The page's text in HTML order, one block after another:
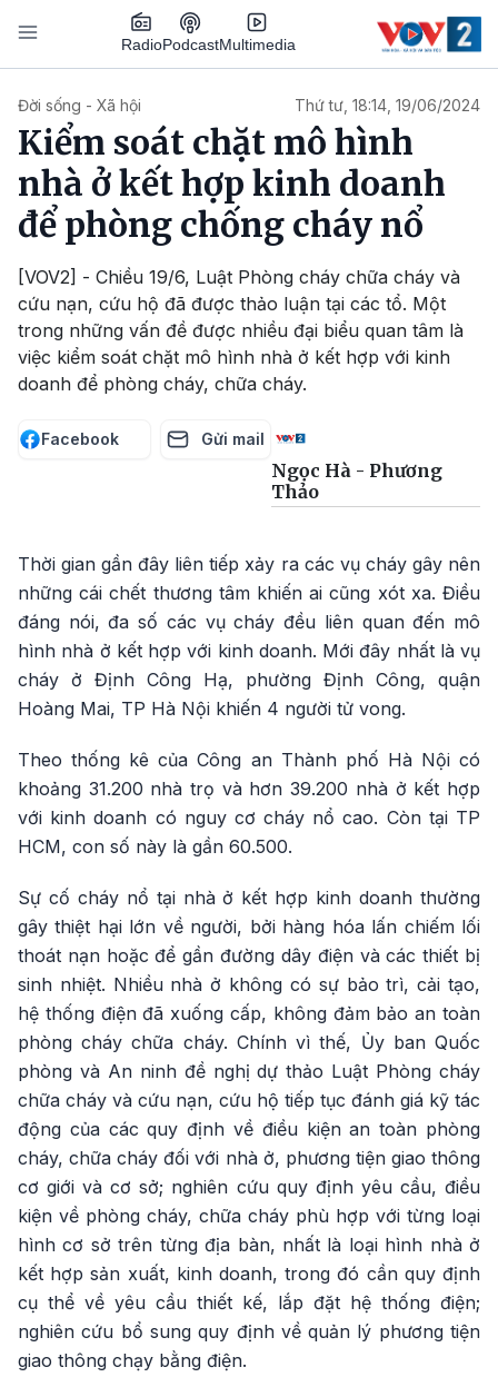
Nhảy đến nội dung
RadioPodcastMultimedia
Đời sống - Xã hội Thứ tư, 18:14, 19/06/2024
Kiểm soát chặt mô hình
nhà ở kết hợp kinh doanh
để phòng chống cháy nổ
[VOV2] - Chiều 19/6, Luật Phòng cháy chữa cháy và
cứu nạn, cứu hộ đã được thảo luận tại các tổ. Một
trong những vấn đề được nhiều đại biểu quan tâm là
việc kiểm soát chặt mô hình nhà ở kết hợp với kinh
doanh để phòng cháy, chữa cháy.
Facebook Gửi mail
Ngọc Hà - Phương
Thảo
Thời gian gần đây liên tiếp xảy ra các vụ cháy gây nên
những cái chết thương tâm khiến ai cũng xót xa. Điều
đáng nói, đa số các vụ cháy đều liên quan đến mô
hình nhà ở kết hợp với kinh doanh. Mới đây nhất là vụ
cháy ở Định Công Hạ, phường Định Công, quận
Hoàng Mai, TP Hà Nội khiến 4 người tử vong.
Theo thống kê của Công an Thành phố Hà Nội có
khoảng 31.200 nhà trọ và hơn 39.200 nhà ở kết hợp
với kinh doanh có nguy cơ cháy nổ cao. Còn tại TP
HCM, con số này là gần 60.500.
Sự cố cháy nổ tại nhà ở kết hợp kinh doanh thường
gây thiệt hại lớn về người, bởi hàng hóa lấn chiếm lối
thoát nạn hoặc để gần đường dây điện và các thiết bị
sinh nhiệt. Nhiều nhà ở không có sự bảo trì, cải tạo,
hệ thống điện đã xuống cấp, không đảm bảo an toàn
phòng cháy chữa cháy. Chính vì thế, Ủy ban Quốc
phòng và An ninh đề nghị dự thảo Luật Phòng cháy
chữa cháy và cứu nạn, cứu hộ tiếp tục đánh giá kỹ tác
động của các quy định về điều kiện an toàn phòng
cháy, chữa cháy đối với nhà ở, phương tiện giao thông
cơ giới và cơ sở; nghiên cứu quy định yêu cầu, điều
kiện về phòng cháy, chữa cháy phù hợp với từng loại
hình cơ sở trên từng địa bàn, nhất là loại hình nhà ở
kết hợp sản xuất, kinh doanh, trong đó cần quy định
cụ thể về yêu cầu thiết kế, lắp đặt hệ thống điện;
nghiên cứu bổ sung quy định về quản lý phương tiện
giao thông chạy bằng điện.